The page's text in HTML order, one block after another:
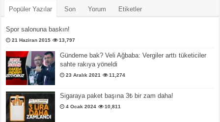
Popüler Yazılar Son Yorum Etiketler
Spor salonuna baskın!
21 Haziran 2015 13,797
Gündeme bak? Veli Ağbaba: Vergiler arttı tüketiciler
sahte rakıya yöneldi
23 Aralık 2021 11,274
Sigaraya paket başına 3₺ bir zam daha!
4 Ocak 2024 10,811